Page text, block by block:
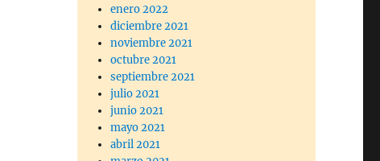
enero 2022
diciembre 2021
noviembre 2021
octubre 2021
septiembre 2021
julio 2021
junio 2021
mayo 2021
abril 2021